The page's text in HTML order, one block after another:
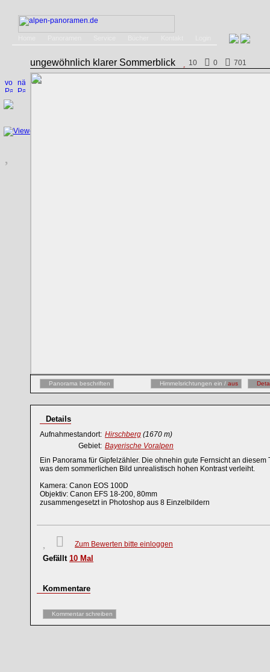
ungewöhnlich klarer Sommerblick 10 0 701
Panorama beschriften Himmelsrichtungen ein / aus
Details
Aufnahmestandort: Hirschberg (1670 m)
Gebiet: Bayerische Voralpen
Ein Panorama für Gipfelzähler. Die ohnehin gute Fernsicht an
was dem sommerlichen Bild unrealistisch hohen Kontrast verleiht.
Kamera: Canon EOS 100D
Objektiv: Canon EFS 18-200, 80mm
zusammengesetzt in Photoshop aus 8 Einzelbildern
Zum Bewerten bitte einloggen
Gefällt 10 Mal
Kommentare
Kommentar schreiben